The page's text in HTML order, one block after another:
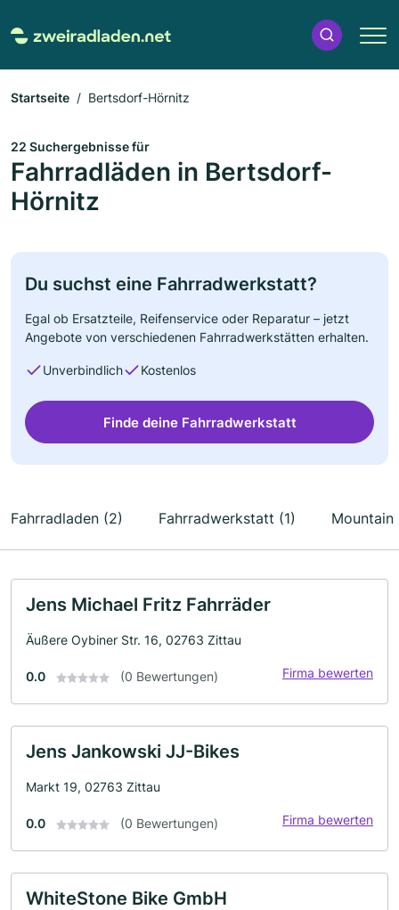
Startseite Bertsdorf-Hörnitz
22 Suchergebnisse für
Fahrradläden in Bertsdorf-
Hörnitz
Du suchst eine Fahrradwerkstatt?
Egal ob Ersatzteile, Reifenservice oder Reparatur – jetzt
Angebote von verschiedenen Fahrradwerkstätten erhalten.
Unverbindlich Kostenlos
Finde deine Fahrradwerkstatt
Fahrradladen (2) Fahrradwerkstatt (1) Mountain
Jens Michael Fritz Fahrräder
Äußere Oybiner Str. 16, 02763 Zittau
0.0 (0 Bewertungen) Firma bewerten
Jens Jankowski JJ-Bikes
Markt 19, 02763 Zittau
0.0 (0 Bewertungen) Firma bewerten
WhiteStone Bike GmbH